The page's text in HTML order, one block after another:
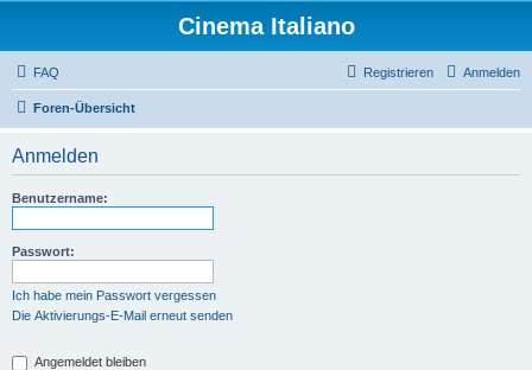
Cinema Italiano
FAQ Anmelden
Registrieren
Foren-Übersicht
Anmelden
Benutzername:
Passwort:
Ich habe mein Passwort vergessen
Die Aktivierungs-E-Mail erneut senden
Angemeldet bleiben